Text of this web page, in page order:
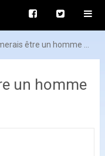
être un homme ...
un homme